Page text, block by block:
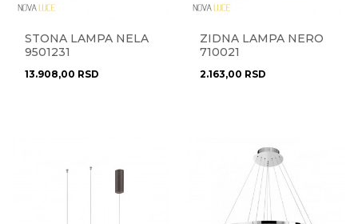
STONA LAMPA NELA
9501231
13.908,00 RSD
ZIDNA LAMPA NERO
710021
2.163,00 RSD